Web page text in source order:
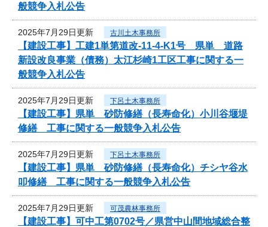
般競争入札公告
2025年7月29日更新 古川土木事務所
【建設工事】工建1単第道改-11-4-K1号 県単 道路
新設改良事業（債務）太江杉崎1工区工事に関する一
般競争入札公告
2025年7月29日更新 下呂土木事務所
【建設工事】県単 砂防修繕（長寿命化）小川谷堰堤
修繕 工事に関する一般競争入札公告
2025年7月29日更新 下呂土木事務所
【建設工事】県単 砂防修繕（長寿命化）チシヤ谷水
叩修繕 工事に関する一般競争入札公告
2025年7月29日更新 可茂農林事務所
【建設工事】可中工第0702号／県営中山間地域総合整